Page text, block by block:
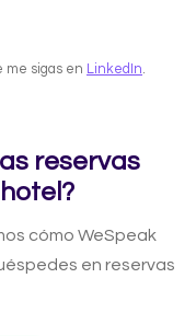
me sigas en LinkedIn.
reservas
cómo WeSpeak
en reservas